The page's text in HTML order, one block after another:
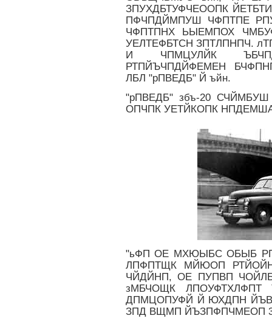
ЗПУХДБТУФЧЕООПК
ПФЧПДЙМПУШ ЧФПТПЕ
ЧФПТПНХ ЬЫЕМПОХ
УЕЛТЕФБТСН ЗПТЛПНПЧ.
И ЧПМЦУЛЙК
РТПЙЪЧПДЙФЕМЕН
ЛБЛ "рПВЕДБ" Й ъйн.
"рПВЕДБ" збъ-20
ОПЧПК УЕТЙКОПК
"ьФП ОЕ МХЮЫБС ОБЫБ
ЛПФПТЩК МЙЮОП
ЧЙДЙНП, ОЕ ПУПВП
зМБЧОЩК
ДПМЦОПУФЙ Й ЮХДПН
ЗПД ВЩМП ЙЪЗПФПЧМЕОП